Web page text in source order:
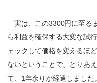
実は、この3300円に至る
ら利益を確保する大変な試
ェックして価格を変えるほ
ないということで、とりあ
て、1年余りが経過しました。